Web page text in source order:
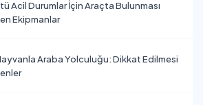
Acil Durumlar İçin Araçta Bulunması
Ekipmanlar
Araba Yolculuğu: Dikkat Edilmesi